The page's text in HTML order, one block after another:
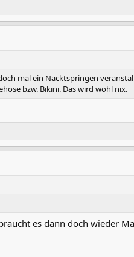
mal ein Nacktspringen
bzw. Bikini. Das wird wohl nix.
es dann doch wieder